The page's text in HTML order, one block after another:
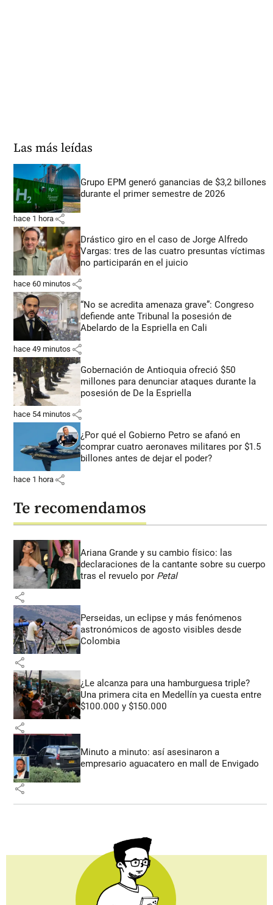
Las más leídas
Grupo EPM generó ganancias de $3,2 billones
durante el primer semestre de 2026
hace 1 hora share
Drástico giro en el caso de Jorge Alfredo
Vargas: tres de las cuatro presuntas víctimas
no participarán en el juicio
hace 60 minutos share
“No se acredita amenaza grave”: Congreso
defiende ante Tribunal la posesión de
Abelardo de la Espriella en Cali
hace 49 minutos share
Gobernación de Antioquia ofreció $50
millones para denunciar ataques durante la
posesión de De la Espriella
hace 54 minutos share
¿Por qué el Gobierno Petro se afanó en
comprar cuatro aeronaves militares por $1.5
billones antes de dejar el poder?
hace 1 hora share
Te recomendamos
Ariana Grande y su cambio físico: las
declaraciones de la cantante sobre su cuerpo
tras el revuelo por Petal
share
Perseidas, un eclipse y más fenómenos
astronómicos de agosto visibles desde
Colombia
share
¿Le alcanza para una hamburguesa triple?
Una primera cita en Medellín ya cuesta entre
$100.000 y $150.000
share
Minuto a minuto: así asesinaron a
empresario aguacatero en mall de Envigado
share